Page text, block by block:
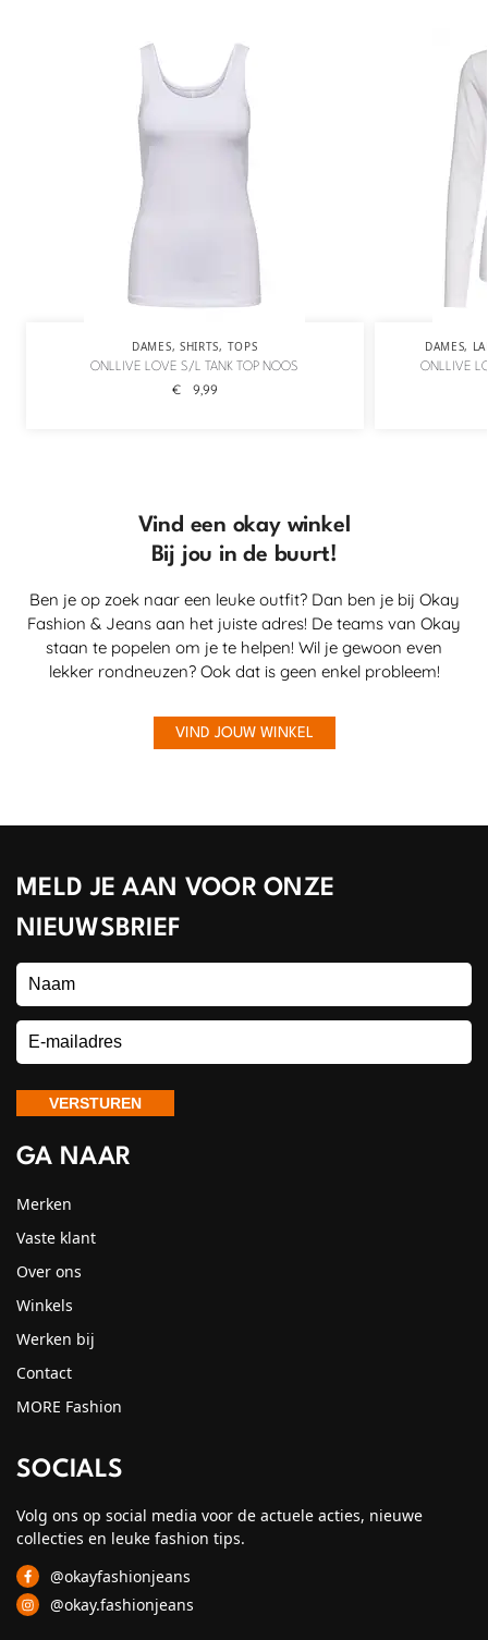
DAMES, SHIRTS, TOPS
ONLLIVE LOVE S/L TANK TOP NOOS
€ 9,99
DAMES,
ONLLIVE
Vind een okay winkel
Bij jou in de buurt!
Ben je op zoek naar een leuke outfit? Dan ben je bij Okay
Fashion & Jeans aan het juiste adres! De teams van Okay
staan te popelen om je te helpen! Wil je gewoon even
lekker rondneuzen? Ook dat is geen enkel probleem!
VIND JOUW WINKEL
MELD JE AAN VOOR ONZE
NIEUWSBRIEF
GA NAAR
Merken
Vaste klant
Over ons
Winkels
Werken bij
Contact
MORE Fashion
SOCIALS
Volg ons op social media voor de actuele acties, nieuwe
collecties en leuke fashion tips.
@okayfashionjeans
@okay.fashionjeans